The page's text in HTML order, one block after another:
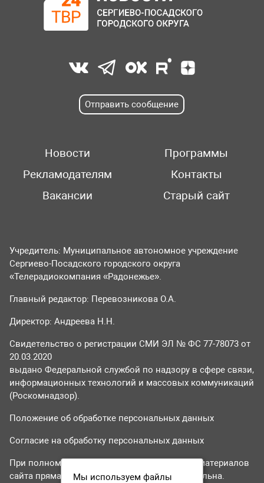
Отправить сообщение
Новости
Программы
Рекламодателям
Контакты
Вакансии
Старый сайт
Учредитель: Муниципальное автономное учреждение
Сергиево-Посадского городского округа
«Телерадиокомпания «Радонежье».
Главный редактор: Перевозникова О.А.
Директор: Андреева Н.Н.
Свидетельство о регистрации СМИ ЭЛ № ФС 77-78073 от
20.03.2020
выдано Федеральной службой по надзору в сфере связи,
информационных технологий и массовых коммуникаций
(Роскомнадзор).
Положение об обработке персональных данных
Согласие на обработку персональных данных
При полном или частичном использовании материалов
сайта прямая гиперссылка на tvr24.tv обязательна.
Мы используем файлы